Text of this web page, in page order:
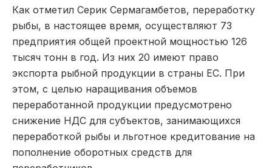
Как отметил Серик Сермагамбетов, переработку
рыбы, в настоящее время, осуществляют 73
предприятия общей проектной мощностью 126
тысяч тонн в год. Из них 20 имеют право
экспорта рыбной продукции в страны ЕС. При
этом, с целью наращивания объемов
переработанной продукции предусмотрено
снижение НДС для субъектов, занимающихся
переработкой рыбы и льготное кредитование на
пополнение оборотных средств для